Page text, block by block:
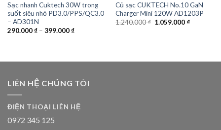
Sạc nhanh Cuktech 30W trong
suốt siêu nhỏ PD3.0/PPS/QC3.0
– AD301N
290.000₫– 399.000₫
Củ sạc CUKTECH No.10 GaN
Charger Mini 120W AD1203P
1.240.000₫ Giá
1.059.000₫Giá
LIÊN HỆ CHÚNG TÔI
ĐIỆN THOẠI LIÊN HỆ
0972 345 125